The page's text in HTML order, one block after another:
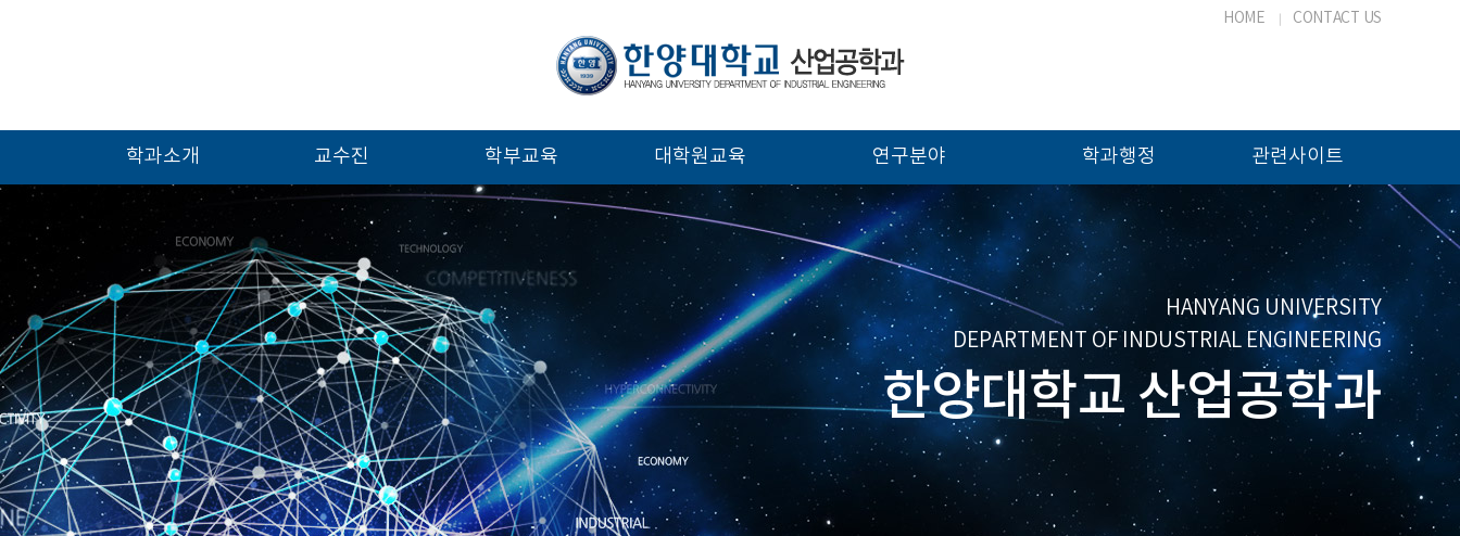
HOME CONTACT US
학과소개 교수진 학부교육 대학원교육 연구분야 학과행정 관련사이트
HANYANG UNIVERSITY
DEPARTMENT OF INDUSTRIAL ENGINEERING
한양대학교 산업공학과